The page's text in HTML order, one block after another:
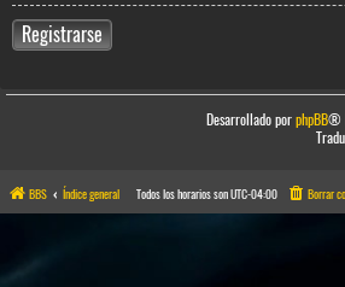
Registrarse
Desarrollado porphpBB®
BBS Índice general Todos los horarios sonUTC-04:00 Borrar